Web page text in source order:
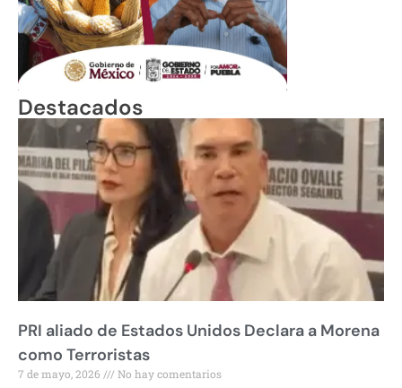
Destacados
PRI aliado de Estados Unidos Declara a Morena
como Terroristas
7 de mayo, 2026 No hay comentarios